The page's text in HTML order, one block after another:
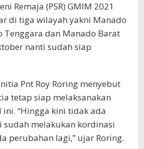
Remaja (PSR) GMIM 2021
di tiga wilayah yakni Manado
Tenggara dan Manado Barat
nanti sudah siap
Pnt Roy Roring menyebut
tetap siap melaksanakan
“Hingga kini tidak ada
sudah melakukan kordinasi
perubahan lagi,” ujar Roring.